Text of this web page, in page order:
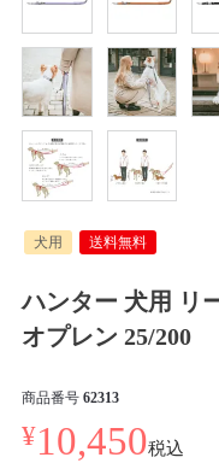
犬用 送料無料
ハンター 犬用 リ
オプレン 25/200
商品番号 62313
¥10,450税込